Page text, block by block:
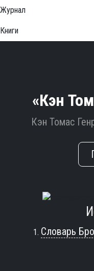
Журнал
Книги
«Кэн
Кэн Томас
Словарь